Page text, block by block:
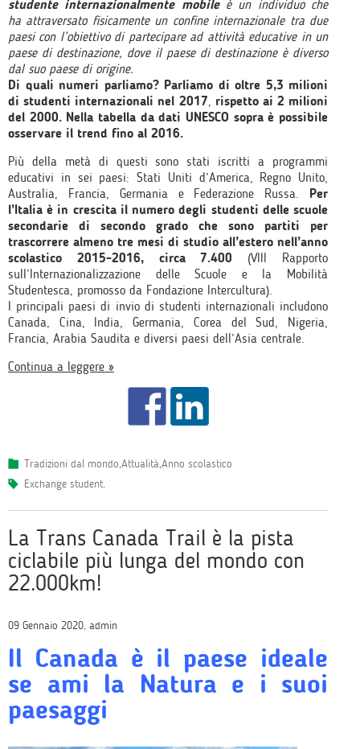
studente internazionalmente mobileè un individuo che
ha attraversato fisicamente un confine internazionale tra due
paesi con l’obiettivo di partecipare ad attività educative in un
paese di destinazione, dove il paese di destinazione è diverso
dal suo paese di origine.
Di quali numeri parliamo? Parliamo di oltre 5,3 milioni
di studenti internazionali nel 2017, rispetto ai 2 milioni
del 2000. Nella tabella da dati UNESCO sopra è possibile
osservare il trend fino al 2016.
Più della metà di questi sono stati iscritti a programmi
educativi in sei paesi: Stati Uniti d’America, Regno Unito,
Australia, Francia, Germania e Federazione Russa. Per
l’Italia è in crescita il numero degli studenti delle scuole
secondarie di secondo grado che sono partiti per
trascorrere almeno tre mesi di studio all’estero nell’anno
scolastico 2015-2016, circa 7.400 (VIII Rapporto
sull’Internazionalizzazione delle Scuole e la Mobilità
Studentesca, promosso da Fondazione Intercultura).
I principali paesi di invio di studenti internazionali includono
Canada, Cina, India, Germania, Corea del Sud, Nigeria,
Francia, Arabia Saudita e diversi paesi dell’Asia centrale.
Continua a leggere »
Tradizioni dal mondo,Attualità,Anno scolastico
exchange student.
La Trans Canada Trail è la pista
ciclabile più lunga del mondo con
22.000km!
09 Gennaio 2020, admin
Il Canada è il paese ideale
se ami la Natura e i suoi
paesaggi